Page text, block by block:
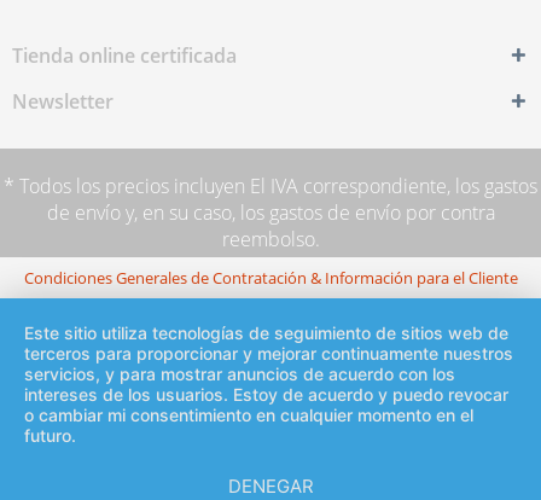
Tienda online certificada
Newsletter
* Todos los precios incluyen El IVA correspondiente, los gastos
de envíoy, en su caso, los gastos de envío por contra
reembolso.
Condiciones Generales de Contratación & Información para el Cliente
Este sitio utiliza tecnologías de seguimiento de sitios web de
terceros para proporcionar y mejorar continuamente nuestros
servicios, y para mostrar anuncios de acuerdo con los
intereses de los usuarios. Estoy de acuerdo y puedo revocar
o cambiar mi consentimiento en cualquier momento en el
futuro.
DENEGAR